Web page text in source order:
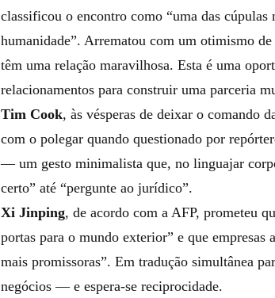
classificou o encontro como “uma das
humanidade”. Arrematou com um otimismo
têm uma relação maravilhosa. Esta é uma
relacionamentos para construir uma parceria
Tim Cook, às vésperas de deixar o comando
com o polegar quando questionado por
— um gesto minimalista que, no linguajar
certo” até “pergunte ao jurídico”.
Xi Jinping, de acordo com a AFP, prometeu
portas para o mundo exterior” e que empresas
mais promissoras”. Em tradução simultânea
negócios — e espera-se reciprocidade.